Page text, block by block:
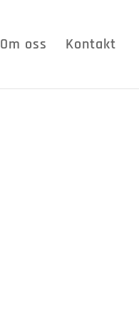
Om oss Kontakt